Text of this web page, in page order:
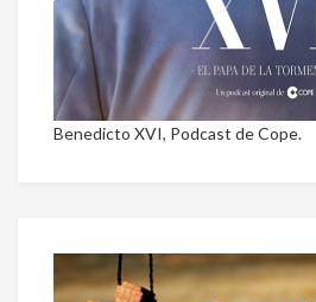
Benedicto XVI, Podcast de Cope.